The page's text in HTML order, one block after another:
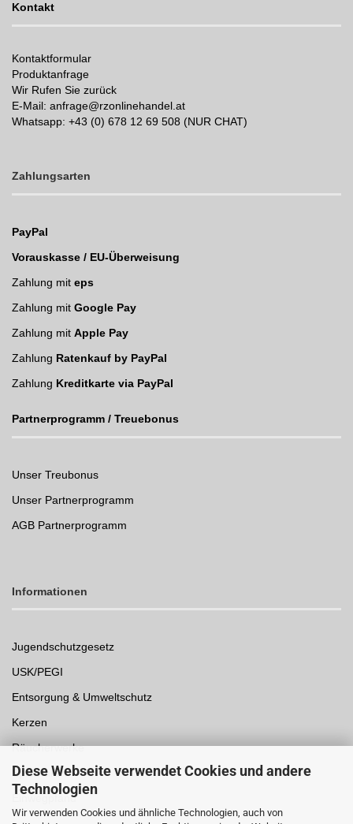
Diese Webseite verwendet Cookies und andere
Technologien
Wir verwenden Cookies und ähnliche Technologien, auch von
Kontakt
Kontaktformular
Produktanfrage
Wir Rufen Sie zurück
E-Mail: anfrage@rzonlinehandel.at
Whatsapp: +43 (0) 678 12 69 508 (NUR CHAT)
Zahlungsarten
PayPal
Vorauskasse / EU-Überweisung
Zahlung mit eps
Zahlung mit Google Pay
Zahlung mit Apple Pay
Zahlung Ratenkauf by PayPal
Zahlung Kreditkarte via PayPal
Partnerprogramm / Treuebonus
Unser Treubonus
Unser Partnerprogramm
AGB Partnerprogramm
Informationen
Jugendschutzgesetz
USK/PEGI
Entsorgung & Umweltschutz
Kerzen
Räucherwerke
Spielwaren
Einwegpfand